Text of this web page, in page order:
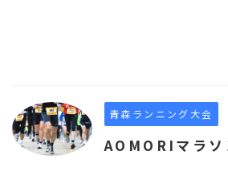
青森ランニング大会
AOMORIマラソ